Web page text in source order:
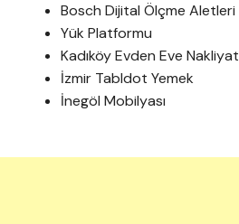
Bosch Dijital Ölçme Aletleri
Yük Platformu
Kadıköy Evden Eve Nakliyat
İzmir Tabldot Yemek
İnegöl Mobilyası